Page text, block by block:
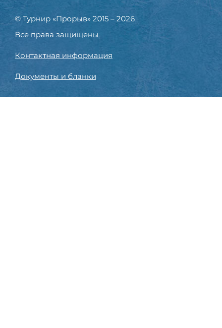
© Турнир «Прорыв» 2015 – 2026
Все права защищены
Контактная информация
Документы и бланки